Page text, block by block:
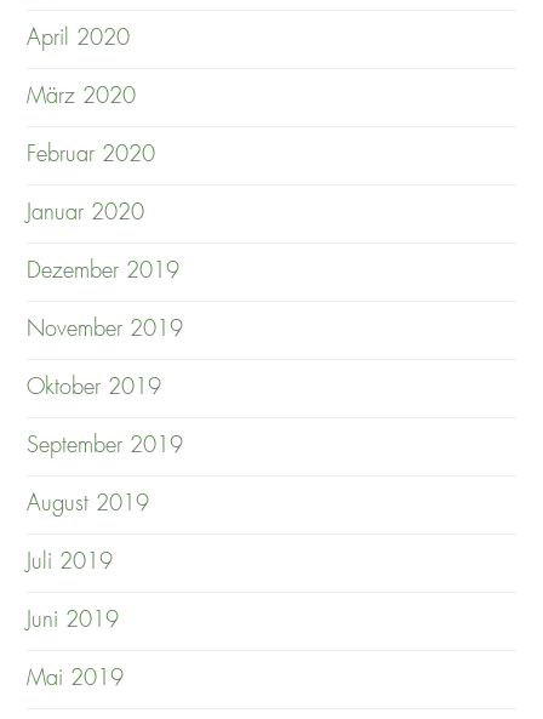
April 2020
März 2020
Februar 2020
Januar 2020
Dezember 2019
November 2019
Oktober 2019
September 2019
August 2019
Juli 2019
Juni 2019
Mai 2019